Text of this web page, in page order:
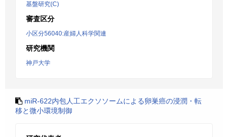
基盤研究(C)
審査区分
小区分56040:産婦人科学関連
研究機関
神戸大学
miR-622内包人工エクソソームによる卵巣癌の浸潤・転
移と微小環境制御